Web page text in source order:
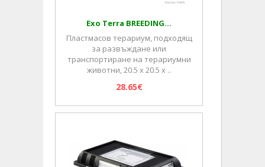
Exo Terra BREEDING...
Пластмасов терариум, подходящ
за развъждане или
транспортиране на терариумни
животни, 20.5 х 20.5 х ..
28.65€